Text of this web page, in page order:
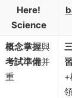
Here!
Science
概念掌握與
考試準備并
重
習
+